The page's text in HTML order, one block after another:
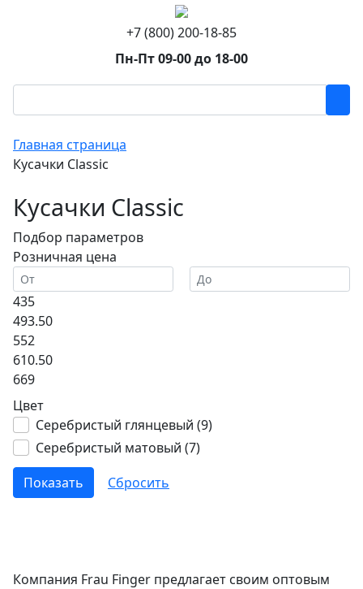
+7 (800) 200-18-85
Пн-Пт 09-00 до 18-00
Главная страница
Кусачки Сlassic
Кусачки Сlassic
Подбор параметров
Розничная цена
435
493.50
552
610.50
669
Цвет
Серебристый глянцевый (9)
Серебристый матовый (7)
Компания Frau Finger предлагает своим оптовым